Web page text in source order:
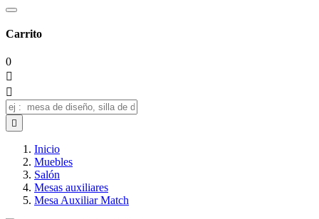
Carrito
0



Inicio
Muebles
Salón
Mesas auxiliares
Mesa Auxiliar Match